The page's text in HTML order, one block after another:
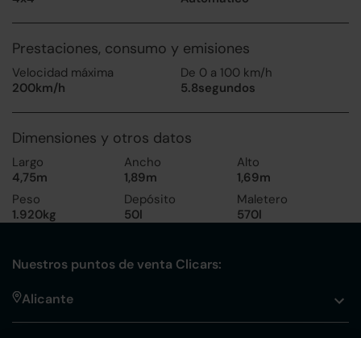
Prestaciones, consumo y emisiones
Velocidad máxima
200km/h
De 0 a 100 km/h
5.8segundos
Dimensiones y otros datos
Largo
4,75m
Ancho
1,89m
Alto
1,69m
Peso
1.920kg
Depósito
50l
Maletero
570l
Nuestros puntos de venta Clicars:
Alicante